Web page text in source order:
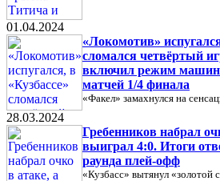
01.04.2024
«Локомотив»
сломался четвёртый
включил режим
матчей 1/4 финала
«Факел» замахнулся на
28.03.2024
Гребенников набрал
выиграл 4:0. Итоги
раунда плей-офф
«Кузбасс» вытянул «золотой